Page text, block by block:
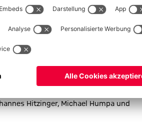
gehaltenen Straßfstößen beendete
Preis geht aber an den
im Foyer wurde kräftig
Betrag für den guten Zweck an
Unser herzlicher Dank für Euer
Schuster, Mario Hüneburg, Martin
Hitzinger, Michael Humpa und